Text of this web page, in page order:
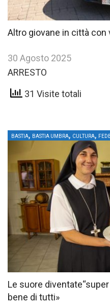
Altro giovane in città
30 Agosto 2025
ARRESTO
31 Visite totali
BASTIA, BASTIA UMBRA, CULTURA,
Le suore
bene di tutti»